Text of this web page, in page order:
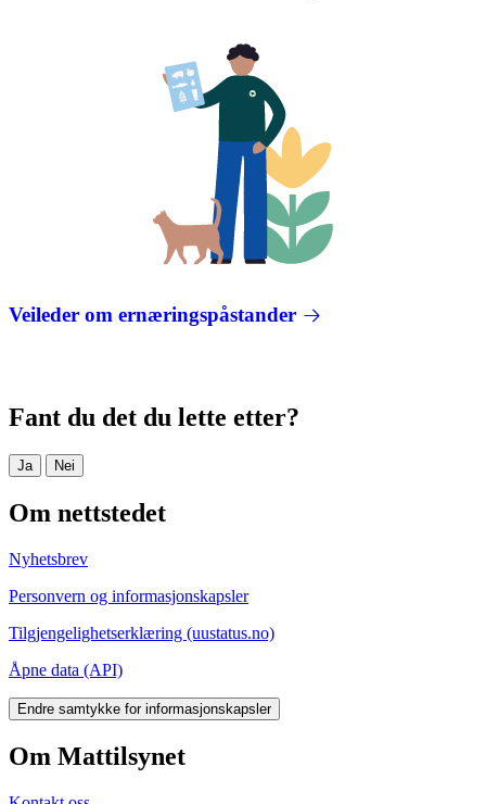
Veileder om ernæringspåstander
Fant du det du lette etter?
Ja Nei
Om nettstedet
Nyhetsbrev
Personvern og informasjonskapsler
Tilgjengelighetserklæring (uustatus.no)
Åpne data (API)
Endre samtykke for informasjonskapsler
Om Mattilsynet